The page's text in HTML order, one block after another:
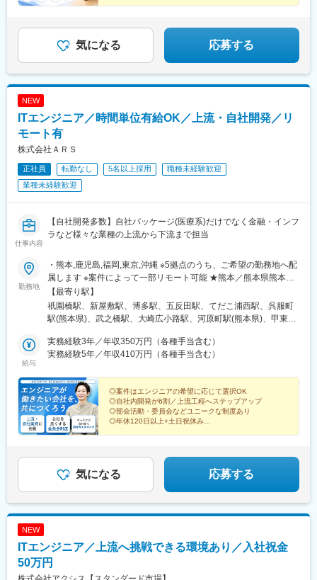
変更の範囲：会社の定める業務
気になる 応募する
NEW
ITエンジニア／時間単位有給OK／上流・自社開発／リ
モート有
株式会社ＡＲＳ
正社員 転勤なし 5名以上採用
職種未経験歓迎
業種未経験歓迎
仕事内容
【自社開発多数】自社パッケージ(医療系)だけでなく金融・インフ
ラなど様々な業種の上流から下流まで担当
勤務地
・熊本,鹿児島,福岡,東京,沖縄 ※5拠点のうち、ご希望の勤務地へ配
属します ※案件によって一部リモート可能 ★熊本／熊本県熊本市
中央区細工町4-12-12 SRビル5階 ・鹿児島／鹿児島県鹿児島市新
屋敷町15-19 エーアールエス新屋敷ビル ★福岡／福岡県福岡市博
多区博多駅南1-8-31 九州ビル3階 ・東京／東京都品川区東五反田1
2丁目28-1 沖縄市雇用促進等施設3階 ※各拠点受動喫煙防止対策あ
り
【最寄り駅】
祇園橋駅、新屋敷駅、博多駅、五反田駅、てだこ浦西駅、呉服町
駅(熊本県)、武之橋駅、大崎広小路駅、河原町駅(熊本県)、甲東中
給与
実務経験3年／年収350万円（各種手当含む）
実務経験5年／年収410万円（各種手当含む）
◎案件はエンジニアの希望に応じて選択OK
◎自社内開発が6割／上流工程へステップアップ
◎部会活動・委員会などユニークな制度あり
◎年休120日以上+土日祝休み
気になる 応募する
NEW
ITエンジニア／上流へ挑戦できる環境あり／入社祝金
50万円